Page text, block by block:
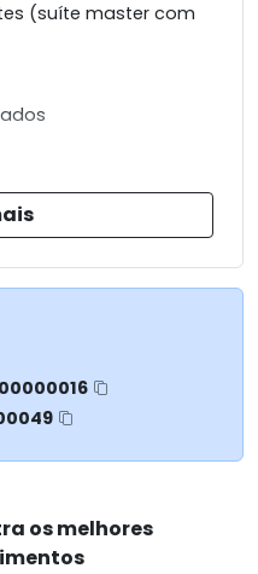
(suíte master com
sauna e
00000016
os melhores